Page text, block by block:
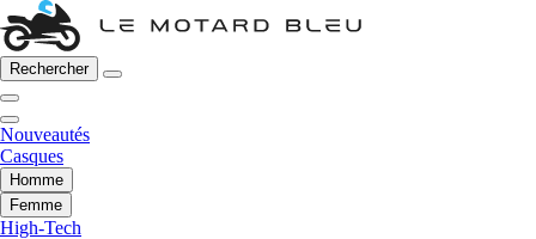
Rechercher
Nouveautés
Casques
Homme
Femme
High-Tech